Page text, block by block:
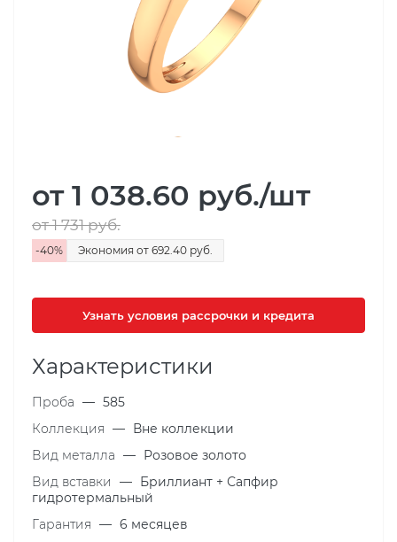
от 1 038.60 руб./шт
от 1 731руб.
-40% Экономия от 692.40 руб.
Узнать условия рассрочки и кредита
Характеристики
Проба — 585
Коллекция — Вне коллекции
Вид металла — Розовое золото
Вид вставки
— Бриллиант + Сапфир
гидротермальный
Гарантия — 6 месяцев